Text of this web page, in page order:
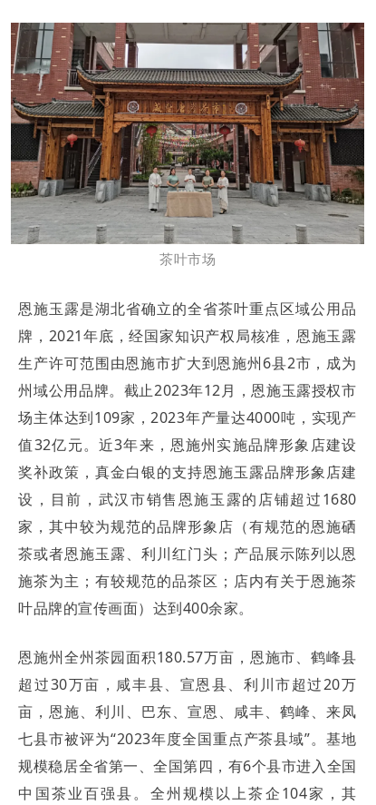
茶叶市场
恩施玉露是湖北省确立的全省茶叶重点区域公用品
牌，2021年底，经国家知识产权局核准，恩施玉露
生产许可范围由恩施市扩大到恩施州6县2市，成为
州域公用品牌。截止2023年12月，恩施玉露授权市
场主体达到109家，2023年产量达4000吨，实现产
值32亿元。近3年来，恩施州实施品牌形象店建设
奖补政策，真金白银的支持恩施玉露品牌形象店建
设，目前，武汉市销售恩施玉露的店铺超过1680
家，其中较为规范的品牌形象店（有规范的恩施硒
茶或者恩施玉露、利川红门头；产品展示陈列以恩
施茶为主；有较规范的品茶区；店内有关于恩施茶
叶品牌的宣传画面）达到400余家。
恩施州全州茶园面积180.57万亩，恩施市、鹤峰县
超过30万亩，咸丰县、宣恩县、利川市超过20万
亩，恩施、利川、巴东、宣恩、咸丰、鹤峰、来凤
七县市被评为“2023年度全国重点产茶县域”。基地
规模稳居全省第一、全国第四，有6个县市进入全国
中国茶业百强县。全州规模以上茶企104家，其